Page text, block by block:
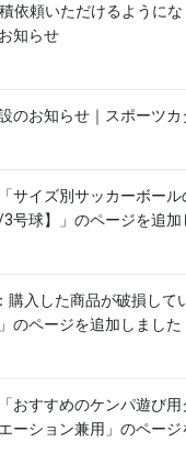
依頼いただけるように
知らせ
のお知らせ｜スポーツカ
サイズ別サッカーボー
号球】」のページを追加
購入した商品が破損して
のページを追加しました
おすすめのケンパ遊び用
ーション兼用」のペー